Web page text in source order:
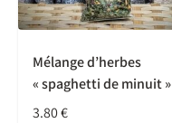
Mélange d’herbes
« spaghetti de minuit »
3.80€